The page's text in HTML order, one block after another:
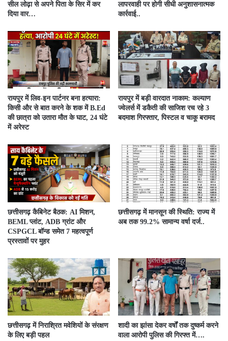
सील लोढ़ा से अपने पिता के सिर में कर
दिया वार…
लापरवाही पर होगी सीधी अनुशासनात्मक
कार्रवाई..
रायपुर में लिव-इन पार्टनर बना हत्यारा:
किसी और से बात करने के शक में B.Ed
की छात्रा को उतारा मौत के घाट, 24 घंटे
में अरेस्ट
रायपुर में बड़ी वारदात नाकाम: कल्याण
ज्वेलर्स में डकैती की साजिश रच रहे 3
बदमाश गिरफ्तार, पिस्टल व चाकू बरामद
छत्तीसगढ़ कैबिनेट बैठक: AI मिशन,
BEML प्लांट, ADB ग्रांट और
CSPGCL बॉन्ड समेत 7 महत्वपूर्ण
प्रस्तावों पर मुहर
छत्तीसगढ़ में मानसून की स्थिति: राज्य में
अब तक 99.2% सामान्य वर्षा दर्ज..
छत्तीसगढ़ में निराश्रित मवेशियों के संरक्षण
के लिए बड़ी पहल
शादी का झांसा देकर वर्षों तक दुष्कर्म करने
वाला आरोपी पुलिस की गिरफ्त में….